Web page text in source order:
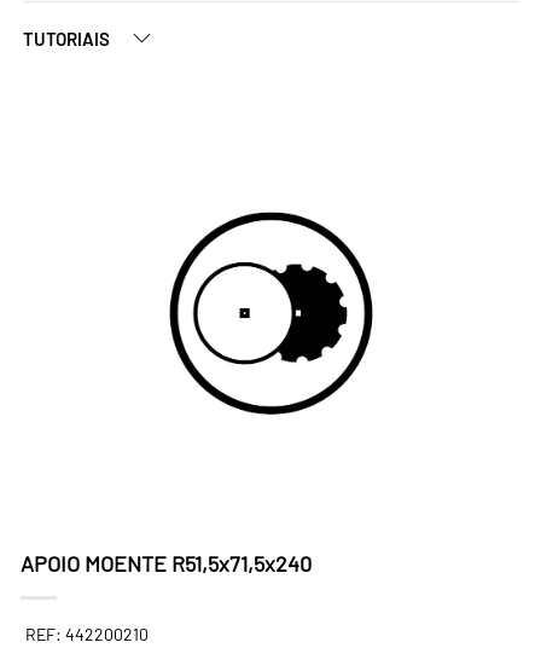
TUTORIAIS
APOIO MOENTE R51,5x71,5x240
REF: 442200210